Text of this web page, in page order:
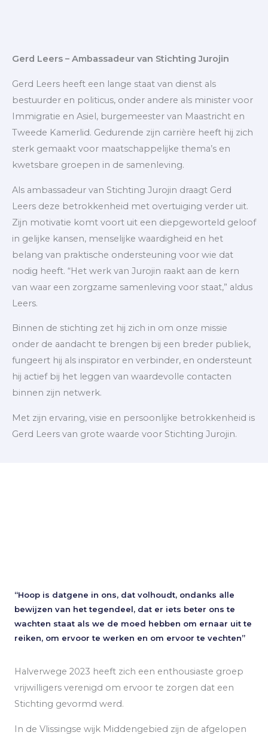
Gerd Leers – Ambassadeur van Stichting Jurojin
Gerd Leers heeft een lange staat van dienst als
bestuurder en politicus, onder andere als minister voor
Immigratie en Asiel, burgemeester van Maastricht en
Tweede Kamerlid. Gedurende zijn carrière heeft hij zich
sterk gemaakt voor maatschappelijke thema’s en
kwetsbare groepen in de samenleving.
Als ambassadeur van Stichting Jurojin draagt Gerd
Leers deze betrokkenheid met overtuiging verder uit.
Zijn motivatie komt voort uit een diepgeworteld geloof
in gelijke kansen, menselijke waardigheid en het
belang van praktische ondersteuning voor wie dat
nodig heeft. “Het werk van Jurojin raakt aan de kern
van waar een zorgzame samenleving voor staat,” aldus
Leers.
Binnen de stichting zet hij zich in om onze missie
onder de aandacht te brengen bij een breder publiek,
fungeert hij als inspirator en verbinder, en ondersteunt
hij actief bij het leggen van waardevolle contacten
binnen zijn netwerk.
Met zijn ervaring, visie en persoonlijke betrokkenheid is
Gerd Leers van grote waarde voor Stichting Jurojin.
“Hoop is datgene in ons, dat volhoudt, ondanks alle
bewijzen van het tegendeel, dat er iets beter ons te
wachten staat als we de moed hebben om ernaar uit te
reiken, om ervoor te werken en om ervoor te vechten”
Halverwege 2023 heeft zich een enthousiaste groep
vrijwilligers verenigd om ervoor te zorgen dat een
Stichting gevormd werd.
In de Vlissingse wijk Middengebied zijn de afgelopen